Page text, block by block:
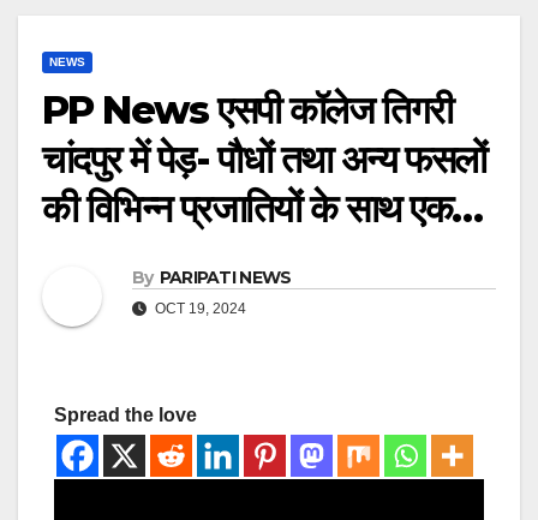
NEWS
PP News एसपी कॉलेज तिगरी
चांदपुर में पेड़- पौधों तथा अन्य फसलों
की विभिन्न प्रजातियों के साथ एक…
By PARIPATI NEWS
OCT 19, 2024
Spread the love